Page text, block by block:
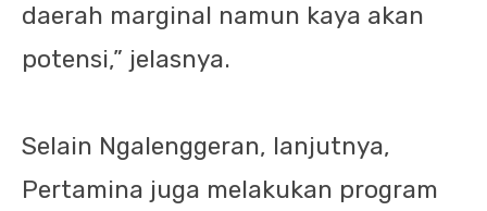
daerah marginal namun kaya akan
potensi,” jelasnya.
Selain Ngalenggeran, lanjutnya,
Pertamina juga melakukan program